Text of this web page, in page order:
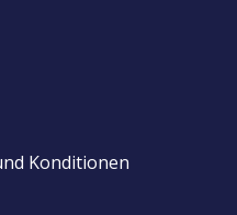
Konditionen